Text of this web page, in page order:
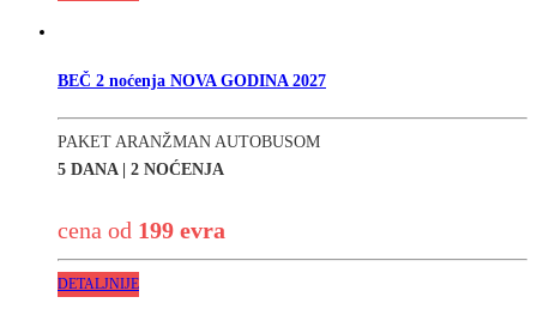
BEČ 2 noćenja NOVA GODINA 2027
PAKET ARANŽMAN AUTOBUSOM
5 DANA | 2 NOĆENJA
cena od 199 evra
DETALJNIJE